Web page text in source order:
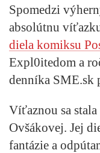
Spomedzi
absolútnu
diela komiksu
Expl0itedom a
denníka SME.sk
Víťaznou sa stala
Ovšákovej. Jej
fantázie a